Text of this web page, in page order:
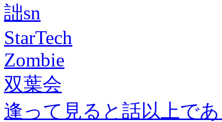
詘sn
StarTech
Zombie
双葉会
逢って見ると話以上で